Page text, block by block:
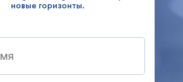
новые горизонты.